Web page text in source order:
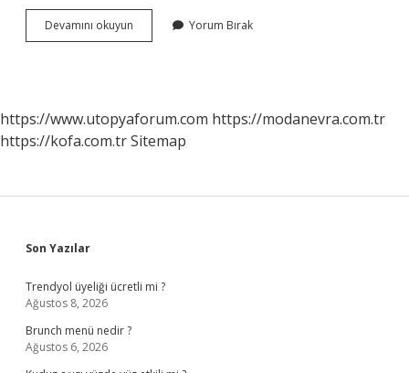
Devamını okuyun
Ücret
Yorum Bırak
https://www.utopyaforum.com https://modanevra.com.tr
https://kofa.com.trSitemap
Sidebar
Son Yazılar
Trendyol üyeliği ücretli mi ?
Ağustos 8, 2026
Brunch menü nedir ?
Ağustos 6, 2026